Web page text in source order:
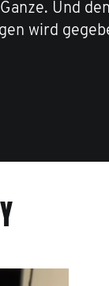
Und
wird